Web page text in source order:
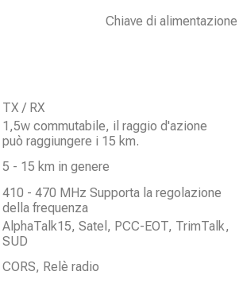
Chiave di alimentazione
TX / RX
1,5w commutabile, il raggio d'azione
può raggiungere i 15 km.
5 - 15 km in genere
410 - 470 MHz Supporta la regolazione
della frequenza
AlphaTalk15, Satel, PCC-EOT, TrimTalk,
SUD
CORS, Relè radio